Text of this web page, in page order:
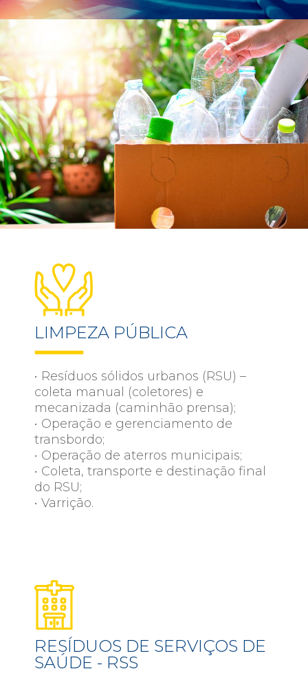
LIMPEZA PÚBLICA
• Resíduos sólidos urbanos (RSU) –
coleta manual (coletores) e
mecanizada (caminhão prensa);
• Operação e gerenciamento de
transbordo;
• Operação de aterros municipais;
• Coleta, transporte e destinação final
do RSU;
• Varrição.
RESÍDUOS DE SERVIÇOS DE
SAÚDE - RSS